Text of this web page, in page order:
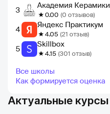
3 Академия Керамики
0.00 (0 отзывов)
4 Яндекс Практикум
4.05 (21 отзыв)
5 Skillbox
4.15 (301 отзыв)
Все школы
Как формируется оценка
Актуальные курсы